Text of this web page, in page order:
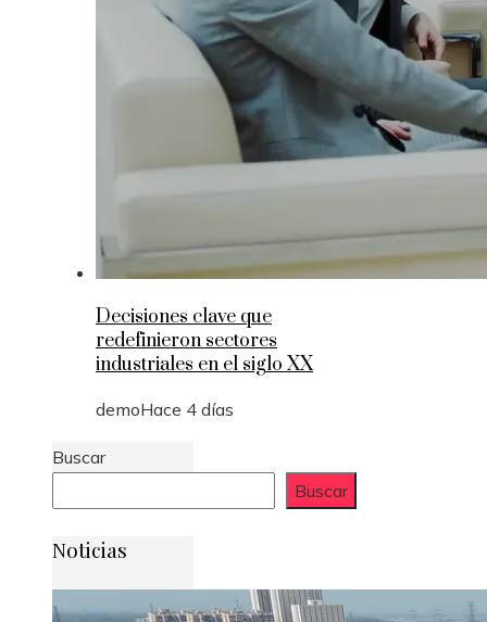
Decisiones clave que
redefinieron sectores
industriales en el siglo XX
demoHace 4 días
Buscar
Buscar
Noticias